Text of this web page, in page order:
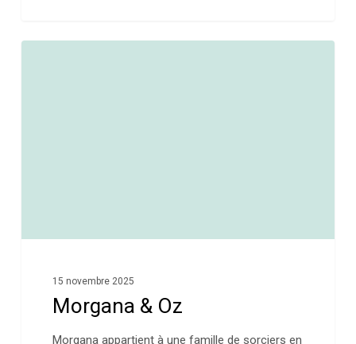
15 novembre 2025
Morgana & Oz
Morgana appartient à une famille de sorciers en